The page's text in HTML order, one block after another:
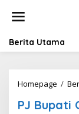
Berita Utama
Homepage /
PJ Bupati